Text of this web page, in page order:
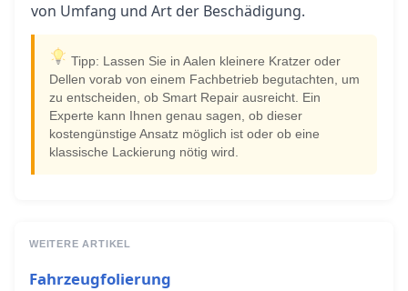
von Umfang und Art der Beschädigung.
Tipp: Lassen Sie in Aalen kleinere Kratzer oder
Dellen vorab von einem Fachbetrieb begutachten, um
zu entscheiden, ob Smart Repair ausreicht. Ein
Experte kann Ihnen genau sagen, ob dieser
kostengünstige Ansatz möglich ist oder ob eine
klassische Lackierung nötig wird.
WEITERE ARTIKEL
Fahrzeugfolierung